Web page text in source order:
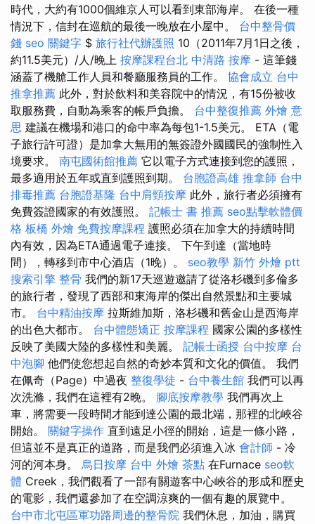
時代，大約有1000個維京人可以看到東部海岸。 在後一種
情況下，信封在巡航的最後一晚放在小屋中。 台中整骨價
錢 seo 關鍵字 $ 旅行社代辦護照 10（2011年7月1日之後，
約11.5美元）/人/晚上 按摩課程台北 中清路 按摩 - 這筆錢
涵蓋了機艙工作人員和餐廳服務員的工作。 協會成立 台中
推拿推薦 此外，對於飲料和美容院中的情況，有15份被收
取服務費，自動為乘客的帳戶負擔。 台中整復推薦 外燴 意
思 建議在機場和港口的命中率為每包1-1.5美元。 ETA（電
子旅行許可證）是加拿大無用的無簽證外國國民的強制性入
境要求。 南屯國術館推薦 它以電子方式連接到您的護照，
最多適用於五年或直到護照到期。 台胞證高雄 推拿師 台中
排毒推薦 台胞證基隆 台中肩頸按摩 此外，旅行者必須擁有
免費簽證國家的有效護照。 記帳士 書 推薦 seo點擊軟體價
格 板橋 外燴 免費按摩課程 護照必須在加拿大的持續時間
內有效，因為ETA通過電子連接。 下午到達（當地時
間），轉移到市中心酒店（1晚）。 seo教學 新竹 外燴 ptt
搜索引擎 整骨 我們的新17天巡遊邀請了從洛杉磯到多倫多
的旅行者，發現了西部和東海岸的傑出自然景點和主要城
市。 台中精油按摩 拉斯維加斯，洛杉磯和舊金山是西海岸
的出色大都市。 台中體態矯正 按摩課程 國家公園的多樣性
反映了美國大陸的多樣性和美麗。 記帳士函授 台中按摩 台
中泡腳 他們使您想起自然的奇妙本質和文化的價值。 我們
在佩奇（Page）中過夜 整復學徒 - 台中養生館 我們可以再
次洗滌，我們在這裡有2晚。 腳底按摩教學 我們再次上
車，將需要一段時間才能到達公園的最北端，那裡的北峽谷
開始。 關鍵字操作 直到遠足小徑的開始，這是一條小路，
但這並不是真正的道路，而是我們必須進入冰 會計師 - 冷
河的河本身。 烏日按摩 台中 外燴 茶點 在Furnace seo軟
體 Creek，我們觀看了一部有關遊客中心峽谷的形成和歷史
的電影，我們還參加了在空調涼爽的一個有趣的展覽中。
台中市北屯區軍功路周邊的整骨院 我們休息，加油，購買